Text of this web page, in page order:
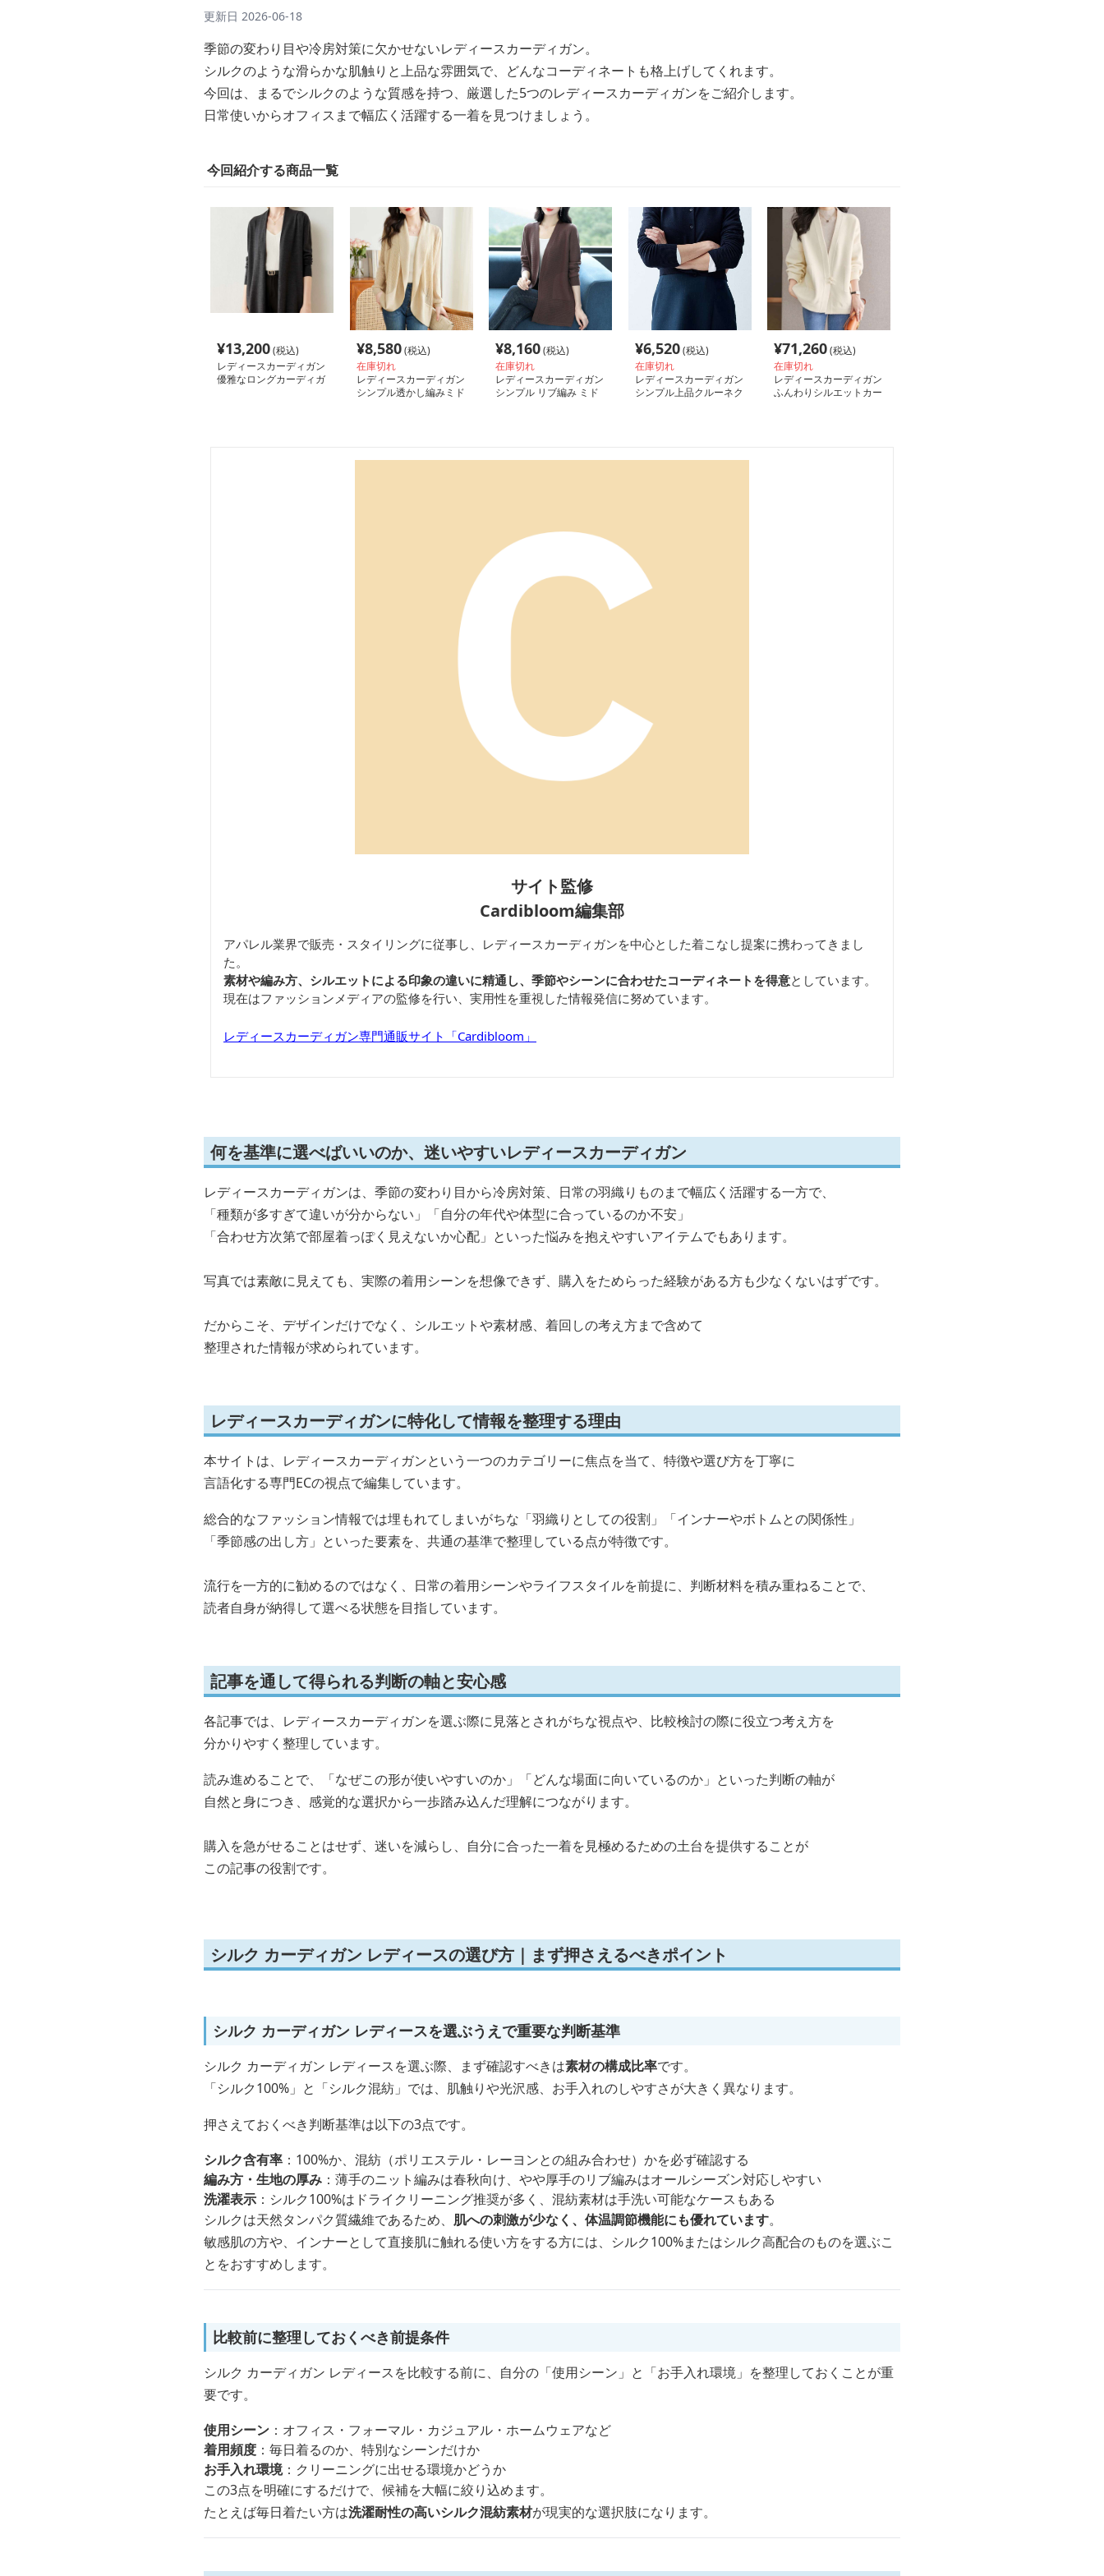
更新日 2026-06-18
季節の変わり目や冷房対策に欠かせないレディースカーディガン。
シルクのような滑らかな肌触りと上品な雰囲気で、どんなコーディネートも格上げしてくれます。
今回は、まるでシルクのような質感を持つ、厳選した5つのレディースカーディガンをご紹介します。
日常使いからオフィスまで幅広く活躍する一着を見つけましょう。
今回紹介する商品一覧
¥13,200(税込)
レディースカーディガン
優雅なロングカーディガ
¥8,580(税込)
在庫切れ
レディースカーディガン
シンプル透かし編みミド
¥8,160(税込)
在庫切れ
レディースカーディガン
シンプル リブ編み ミド
¥6,520(税込)
在庫切れ
レディースカーディガン
シンプル上品クルーネク
¥71,260(税込)
在庫切れ
レディースカーディガン
ふんわりシルエットカー
サイト監修
Cardibloom編集部
アパレル業界で販売・スタイリングに従事し、レディースカーディガンを中心とした着こなし提案に携わってきまし
た。
素材や編み方、シルエットによる印象の違いに精通し、季節やシーンに合わせたコーディネートを得意としています。
現在はファッションメディアの監修を行い、実用性を重視した情報発信に努めています。
レディースカーディガン専門通販サイト「Cardibloom」
何を基準に選べばいいのか、迷いやすいレディースカーディガン
レディースカーディガンは、季節の変わり目から冷房対策、日常の羽織りものまで幅広く活躍する一方で、
「種類が多すぎて違いが分からない」「自分の年代や体型に合っているのか不安」
「合わせ方次第で部屋着っぽく見えないか心配」といった悩みを抱えやすいアイテムでもあります。
写真では素敵に見えても、実際の着用シーンを想像できず、購入をためらった経験がある方も少なくないはずです。
だからこそ、デザインだけでなく、シルエットや素材感、着回しの考え方まで含めて
整理された情報が求められています。
レディースカーディガンに特化して情報を整理する理由
本サイトは、レディースカーディガンという一つのカテゴリーに焦点を当て、特徴や選び方を丁寧に
言語化する専門ECの視点で編集しています。
総合的なファッション情報では埋もれてしまいがちな「羽織りとしての役割」「インナーやボトムとの関係性」
「季節感の出し方」といった要素を、共通の基準で整理している点が特徴です。
流行を一方的に勧めるのではなく、日常の着用シーンやライフスタイルを前提に、判断材料を積み重ねることで、
読者自身が納得して選べる状態を目指しています。
記事を通して得られる判断の軸と安心感
各記事では、レディースカーディガンを選ぶ際に見落とされがちな視点や、比較検討の際に役立つ考え方を
分かりやすく整理しています。
読み進めることで、「なぜこの形が使いやすいのか」「どんな場面に向いているのか」といった判断の軸が
自然と身につき、感覚的な選択から一歩踏み込んだ理解につながります。
購入を急がせることはせず、迷いを減らし、自分に合った一着を見極めるための土台を提供することが
この記事の役割です。
シルク カーディガン レディースの選び方｜まず押さえるべきポイント
シルク カーディガン レディースを選ぶうえで重要な判断基準
シルク カーディガン レディースを選ぶ際、まず確認すべきは素材の構成比率です。
「シルク100%」と「シルク混紡」では、肌触りや光沢感、お手入れのしやすさが大きく異なります。
押さえておくべき判断基準は以下の3点です。
シルク含有率 ：100%か、混紡（ポリエステル・レーヨンとの組み合わせ）かを必ず確認する
編み方・生地の厚み ：薄手のニット編みは春秋向け、やや厚手のリブ編みはオールシーズン対応しやすい
洗濯表示 ：シルク100%はドライクリーニング推奨が多く、混紡素材は手洗い可能なケースもある
シルクは天然タンパク質繊維であるため、 肌への刺激が少なく、体温調節機能にも優れています。
敏感肌の方や、インナーとして直接肌に触れる使い方をする方には、シルク100%またはシルク高配合のものを選ぶこ
とをおすすめします。
比較前に整理しておくべき前提条件
シルク カーディガン レディースを比較する前に、自分の「使用シーン」と「お手入れ環境」を整理しておくことが重
要です。
使用シーン ：オフィス・フォーマル・カジュアル・ホームウェアなど
着用頻度 ：毎日着るのか、特別なシーンだけか
お手入れ環境：クリーニングに出せる環境かどうか
この3点を明確にするだけで、候補を大幅に絞り込めます。
たとえば毎日着たい方は洗濯耐性の高いシルク混紡素材が現実的な選択肢になります。